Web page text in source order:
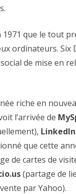
1971 que le tout
ordinateurs. Six
de mise en
riche en
l’arrivée de
LinkedIn
que cette
de cartes de
(partage de
par Yahoo).